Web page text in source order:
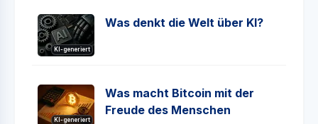
KI-generiert
Was denkt die Welt über KI?
KI-generiert
Was macht Bitcoin mit der
Freude des Menschen